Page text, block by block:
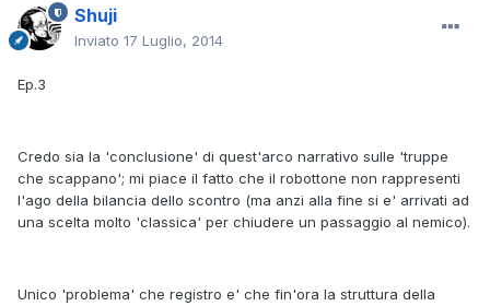
Shuji
Inviato 17 Luglio, 2014
Ep.3
Credo sia la 'conclusione' di quest'arco narrativo sulle 'truppe
che scappano'; mi piace il fatto che il robottone non rappresenti
l'ago della bilancia dello scontro (ma anzi alla fine si e' arrivati ad
una scelta molto 'classica' per chiudere un passaggio al nemico).
Unico 'problema' che registro e' che fin'ora la struttura della